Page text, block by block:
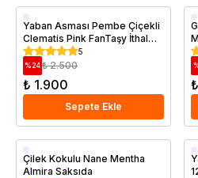
Saksıda
Yaban Asması Pembe Çiçekli
Clematis Pink FanTaşy İthal
Saksıda
5
%24 ₺ 2.500
₺ 1.900
Sepete Ekle
Saksıda
Çilek Kokulu Nane Mentha
Almira Saksıda